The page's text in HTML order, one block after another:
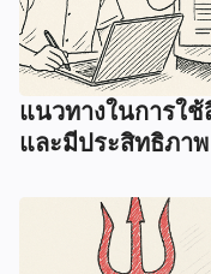
แนวทางในการใ
และมีประสิทธิภาพ